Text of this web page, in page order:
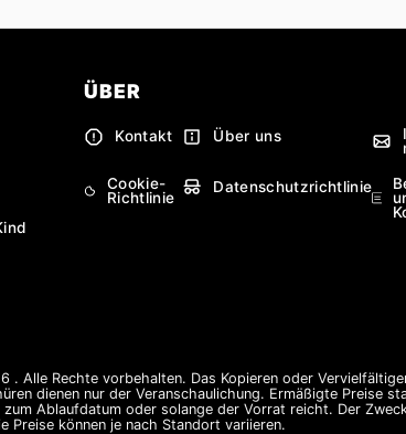
ÜBER
Kontakt Über uns
Cookie-
Richtlinie
Datenschutzrichtlinie
. Alle Rechte vorbehalten. Das Kopieren oder
dienen nur der Veranschaulichung. Ermäßigte Preise
Ablaufdatum oder solange der Vorrat reicht. Der
Preise können je nach Standort variieren.